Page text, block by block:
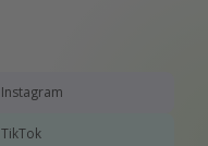
Instagram
TikTok